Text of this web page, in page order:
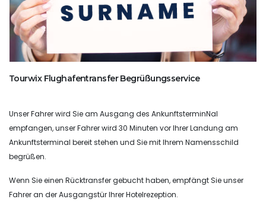
Tourwix Flughafentransfer Begrüßungsservice
Unser Fahrer wird Sie am Ausgang des AnkunftsterminNal
empfangen, unser Fahrer wird 30 Minuten vor Ihrer Landung am
Ankunftsterminal bereit stehen und Sie mit Ihrem Namensschild
begrüßen.
Wenn Sie einen Rücktransfer gebucht haben, empfängt Sie unser
Fahrer an der Ausgangstür Ihrer Hotelrezeption.